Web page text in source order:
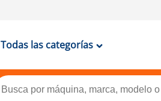
Todas las categorías